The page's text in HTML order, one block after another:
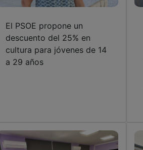
El PSOE propone un
descuento del 25% en
cultura para jóvenes de 14
a 29 años